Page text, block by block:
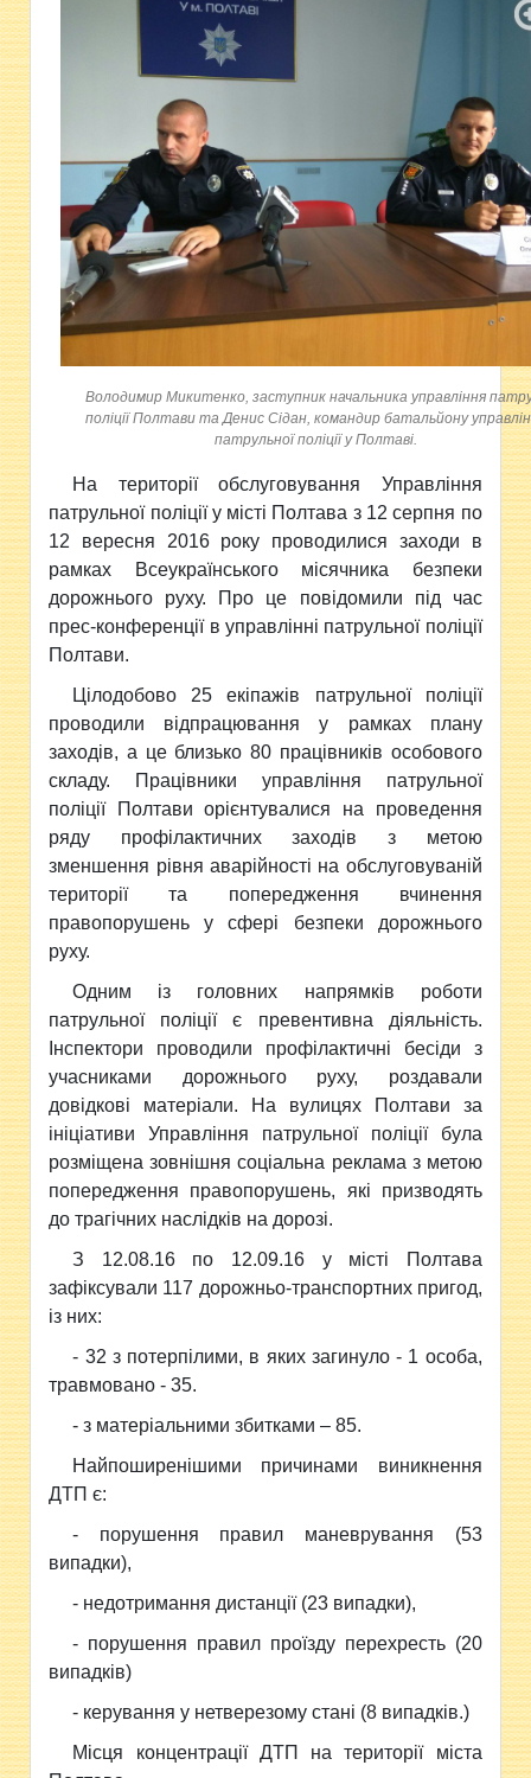
Володимир Микитенко, заступник начальника управління
поліції Полтави та Денис Сідан, командир батальйону
патрульної поліції у Полтаві.
На території обслуговування Управління
патрульної поліції у місті Полтава з 12 серпня по
12 вересня 2016 року проводилися заходи в
рамках Всеукраїнського місячника безпеки
дорожнього руху. Про це повідомили під час
прес-конференції в управлінні патрульної поліції
Полтави.
Цілодобово 25 екіпажів патрульної поліції
проводили відпрацювання у рамках плану
заходів, а це близько 80 працівників особового
складу. Працівники управління патрульної
поліції Полтави орієнтувалися на проведення
ряду профілактичних заходів з метою
зменшення рівня аварійності на обслуговуваній
території та попередження вчинення
правопорушень у сфері безпеки дорожнього
руху.
Одним із головних напрямків роботи
патрульної поліції є превентивна діяльність.
Інспектори проводили профілактичні бесіди з
учасниками дорожнього руху, роздавали
довідкові матеріали. На вулицях Полтави за
ініціативи Управління патрульної поліції була
розміщена зовнішня соціальна реклама з метою
попередження правопорушень, які призводять
до трагічних наслідків на дорозі.
З 12.08.16 по 12.09.16 у місті Полтава
зафіксували 117 дорожньо-транспортних пригод,
із них:
- 32 з потерпілими, в яких загинуло - 1 особа,
травмовано - 35.
- з матеріальними збитками – 85.
Найпоширенішими причинами виникнення
ДТП є:
- порушення правил маневрування (53
випадки),
- недотримання дистанції (23 випадки),
- порушення правил проїзду перехресть (20
випадків)
- керування у нетверезому стані (8 випадків.)
Місця концентрації ДТП на території міста